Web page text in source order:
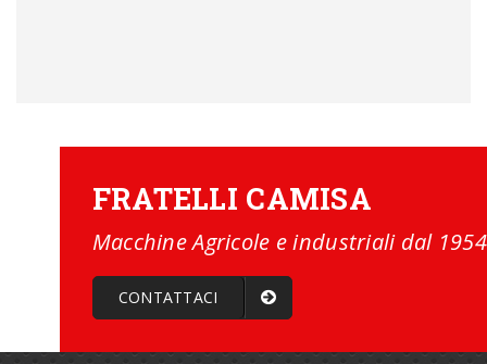
FRATELLI CAMISA
Macchine Agricole e industriali dal 1954
CONTATTACI